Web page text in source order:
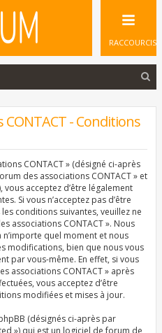
RACCOURCIS
- Conditions
CONTACT » (désigné ci-après
des associations CONTACT » et
acceptez d’être légalement
Si vous n’acceptez pas d’être
conditions suivantes, veuillez ne
associations CONTACT ». Nous
quel moment et nous
modifications, bien que nous vous
par vous-même. En effet, si vous
associations CONTACT » après
vous acceptez d’être
modifiées et mises à jour.
(désignés ci-après par
») qui est un logiciel de forum de